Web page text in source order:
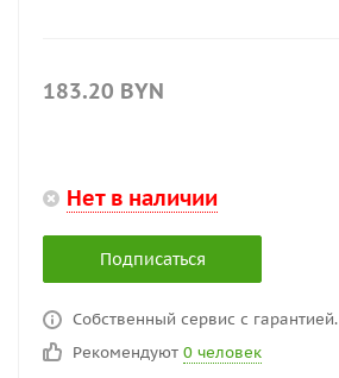
183.20 BYN
Нет в наличии
Подписаться
Собственный сервис с гарантией.
Рекомендуют 0 человек